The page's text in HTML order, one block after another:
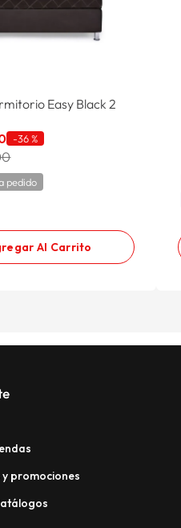
Easy Black 2
-36 %
pedido
Al Carrito
promociones